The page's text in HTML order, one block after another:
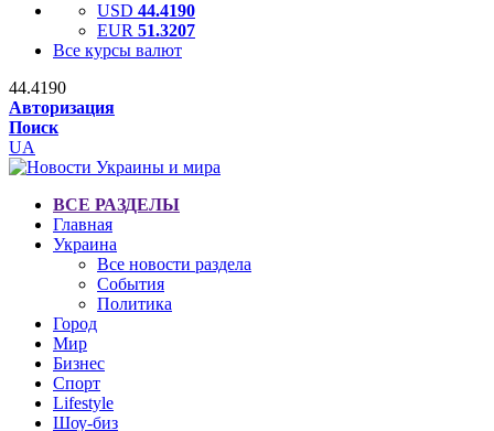
USD 44.4190
EUR 51.3207
Все курсы валют
44.4190
Авторизация
Поиск
UA
ВСЕ РАЗДЕЛЫ
Главная
Украина
Все новости раздела
События
Политика
Город
Мир
Бизнес
Спорт
Lifestyle
Шоу-биз